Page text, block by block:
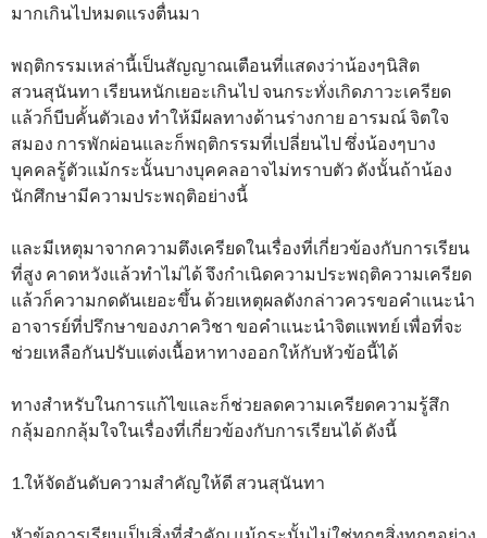
มากเกินไปหมดแรงตื่นมา
พฤติกรรมเหล่านี้เป็นสัญญาณเตือนที่แสดงว่าน้องๆนิสิต
สวนสุนันทา เรียนหนักเยอะเกินไป จนกระทั่งเกิดภาวะเครียด
แล้วก็บีบคั้นตัวเอง ทำให้มีผลทางด้านร่างกาย อารมณ์ จิตใจ
สมอง การพักผ่อนและก็พฤติกรรมที่เปลี่ยนไป ซึ่งน้องๆบาง
บุคคลรู้ตัวแม้กระนั้นบางบุคคลอาจไม่ทราบตัว ดังนั้นถ้าน้อง
นักศึกษามีความประพฤติอย่างนี้
และมีเหตุมาจากความตึงเครียดในเรื่องที่เกี่ยวข้องกับการเรียน
ที่สูง คาดหวังแล้วทำไม่ได้ จึงกำเนิดความประพฤติความเครียด
แล้วก็ความกดดันเยอะขึ้น ด้วยเหตุผลดังกล่าวควรขอคำแนะนำ
อาจารย์ที่ปรึกษาของภาควิชา ขอคำแนะนำจิตแพทย์ เพื่อที่จะ
ช่วยเหลือกันปรับแต่งเนื้อหาทางออกให้กับหัวข้อนี้ได้
ทางสำหรับในการแก้ไขและก็ช่วยลดความเครียดความรู้สึก
กลุ้มอกกลุ้มใจในเรื่องที่เกี่ยวข้องกับการเรียนได้ ดังนี้
1.ให้จัดอันดับความสำคัญให้ดี สวนสุนันทา